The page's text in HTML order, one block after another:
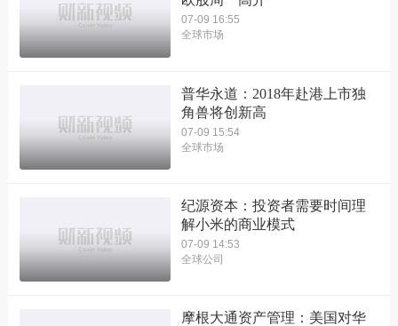
07-09 16:55
全球市场
普华永道：2018年赴港上市独
角兽将创新高
07-09 15:54
全球市场
纪源资本：投资者需要时间理
解小米的商业模式
07-09 14:53
全球公司
摩根大通资产管理：美国对华